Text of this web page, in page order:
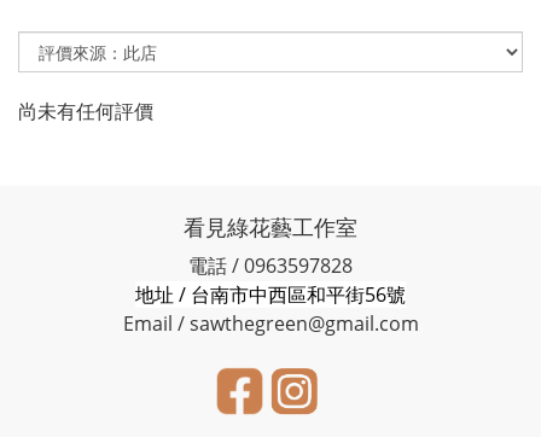
尚未有任何評價
看見綠花藝工作室
電話 / 0963597828
地址 / 台南市中西區和平街56號
Email / sawthegreen@gmail.com